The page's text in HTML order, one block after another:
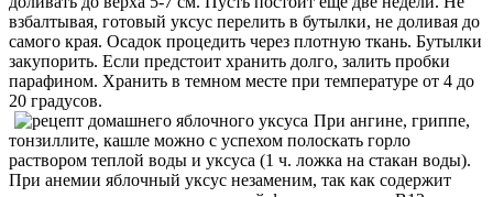
взбалтывая, готовый уксус перелить в бутылки, не доливая до
самого края. Осадок процедить через плотную ткань. Бутылки
закупорить. Если предстоит хранить долго, залить пробки
парафином. Хранить в темном месте при температуре от 4 до
20 градусов.
При ангине, гриппе,
тонзиллите, кашле можно с успехом полоскать горло
раствором теплой воды и уксуса (1 ч. ложка на стакан воды).
При анемии яблочный уксус незаменим, так как содержит